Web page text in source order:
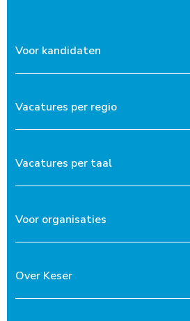
Voor kandidaten
Vacatures per regio
Vacatures per taal
Voor organisaties
Over Keser